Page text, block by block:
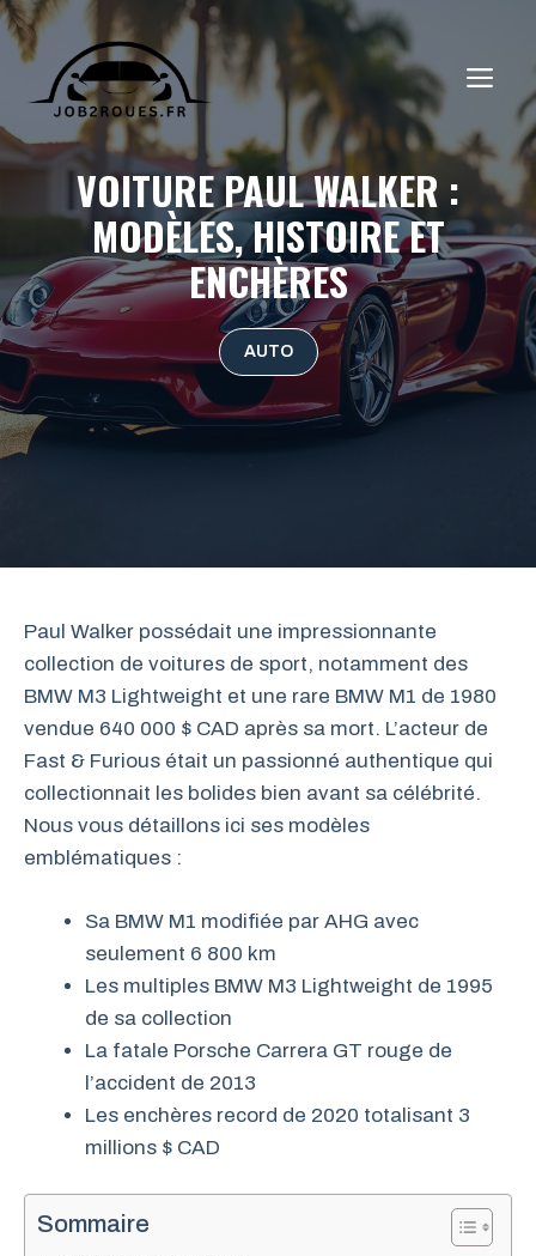
Aller
au
contenu
VOITURE PAUL WALKER :
MODÈLES, HISTOIRE ET
ENCHÈRES
AUTO
Paul Walker possédait une impressionnante
collection de voitures de sport, notamment des
BMW M3 Lightweight et une rare BMW M1 de 1980
vendue 640 000 $ CAD après sa mort. L’acteur de
Fast & Furious était un passionné authentique qui
collectionnait les bolides bien avant sa célébrité.
Nous vous détaillons ici ses modèles
emblématiques :
Sa BMW M1 modifiée par AHG avec
seulement 6 800 km
Les multiples BMW M3 Lightweight de 1995
de sa collection
La fatale Porsche Carrera GT rouge de
l’accident de 2013
Les enchères record de 2020 totalisant 3
millions $ CAD
Sommaire